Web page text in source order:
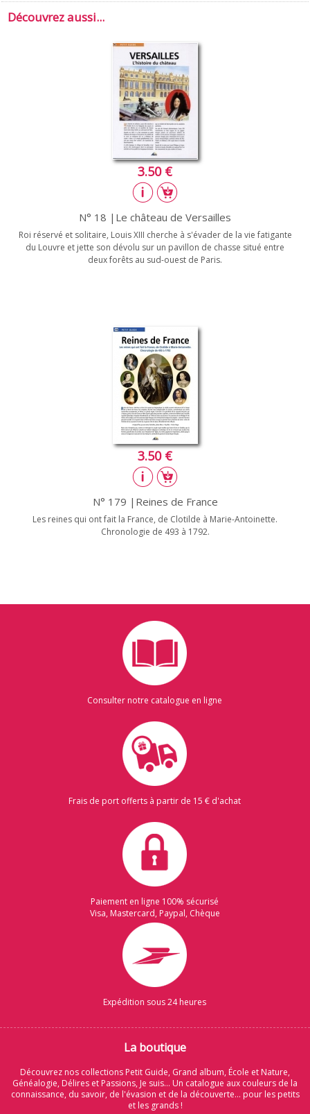
Découvrez aussi...
3.50 €
N° 18 |Le château de Versailles
Roi réservé et solitaire, Louis XIII cherche à s'évader de la vie fatigante
du Louvre et jette son dévolu sur un pavillon de chasse situé entre
deux forêts au sud-ouest de Paris.
3.50 €
N° 179 |Reines de France
Les reines qui ont fait la France, de Clotilde à Marie-Antoinette.
Chronologie de 493 à 1792.
Consulter notre catalogue en ligne
Frais de port offerts à partir de 15 € d'achat
Paiement en ligne 100% sécurisé
Visa, Mastercard, Paypal, Chèque
Expédition sous 24 heures
La boutique
Découvrez nos collections Petit Guide, Grand album, École et Nature,
Généalogie, Délires et Passions, Je suis... Un catalogue aux couleurs de la
connaissance, du savoir, de l'évasion et de la découverte... pour les petits
et les grands !